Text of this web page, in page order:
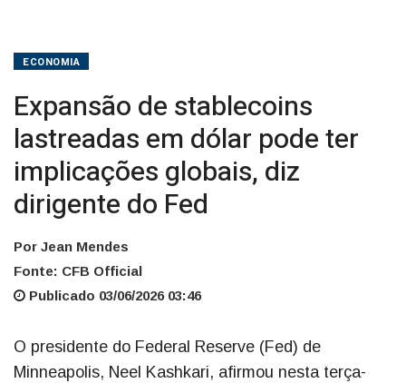
ECONOMIA
Expansão de stablecoins
lastreadas em dólar pode ter
implicações globais, diz
dirigente do Fed
Por Jean Mendes
Fonte: CFB Official
Publicado 03/06/2026 03:46
O presidente do Federal Reserve (Fed) de
Minneapolis, Neel Kashkari, afirmou nesta terça-